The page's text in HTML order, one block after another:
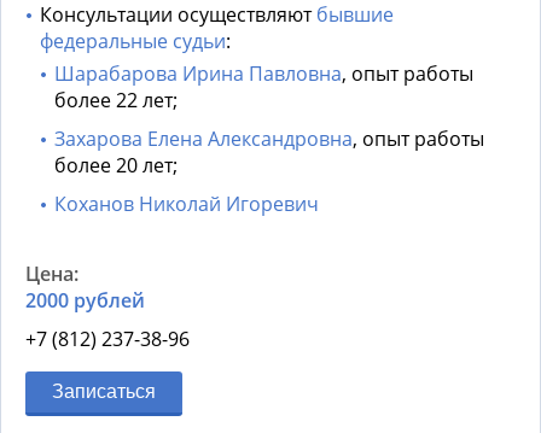
Консультации осуществляютбывшие
федеральные судьи:
Шарабарова Ирина Павловна, опыт работы
более 22 лет;
Захарова Елена Александровна, опыт работы
более 20 лет;
Коханов Николай Игоревич
2000 рублей
+7 (812) 237-38-96
Записаться